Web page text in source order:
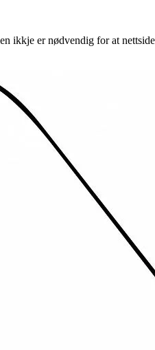
ikkje er nødvendig for at